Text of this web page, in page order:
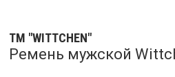
ТМ "WITTCHEN"
Ремень мужской